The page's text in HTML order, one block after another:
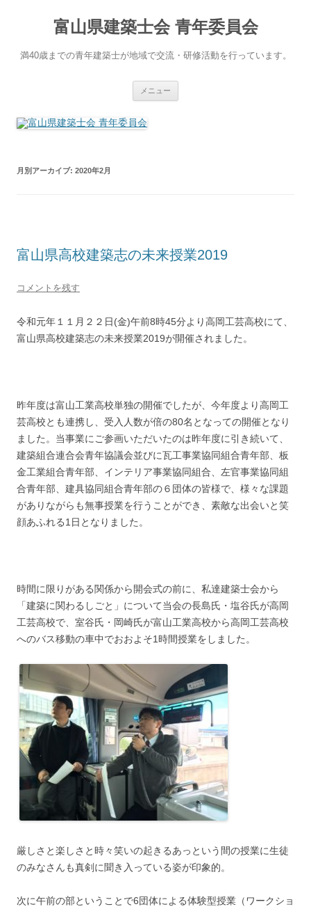
へ
ス
富山県建築士会 青年委員会
満40歳までの青年建築士が地域で交流・研修活動を行っています。
メニュー
月別アーカイブ: 2020年2月
富山県高校建築志の未来授業2019
コメントを残す
令和元年１１月２２日(金)午前8時45分より高岡工芸高校にて、
富山県高校建築志の未来授業2019が開催されました。
昨年度は富山工業高校単独の開催でしたが、今年度より高岡工
芸高校とも連携し、受入人数が倍の80名となっての開催となり
ました。当事業にご参画いただいたのは昨年度に引き続いて、
建築組合連合会青年協議会並びに瓦工事業協同組合青年部、板
金工業組合青年部、インテリア事業協同組合、左官事業協同組
合青年部、建具協同組合青年部の６団体の皆様で、様々な課題
がありながらも無事授業を行うことができ、素敵な出会いと笑
顔あふれる1日となりました。
時間に限りがある関係から開会式の前に、私達建築士会から
「建築に関わるしごと」について当会の長島氏・塩谷氏が高岡
工芸高校で、室谷氏・岡崎氏が富山工業高校から高岡工芸高校
へのバス移動の車中でおおよそ1時間授業をしました。
厳しさと楽しさと時々笑いの起きるあっという間の授業に生徒
のみなさんも真剣に聞き入っている姿が印象的。
次に午前の部ということで6団体による体験型授業（ワークショ